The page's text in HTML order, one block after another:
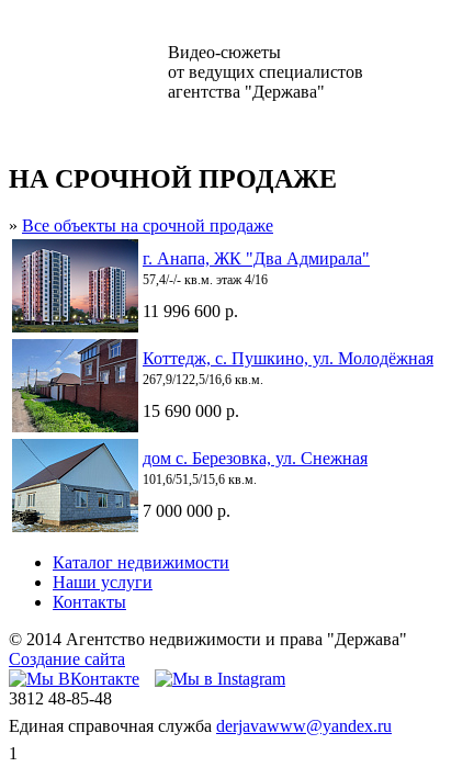
Видео-сюжеты
от ведущих специалистов
агентства "Держава"
НА СРОЧНОЙ ПРОДАЖЕ
» Все объекты на срочной продаже
г. Анапа, ЖК "Два Адмирала"
57,4/-/- кв.м. этаж 4/16
11 996 600 р.
Коттедж, с. Пушкино, ул. Молодёжная
267,9/122,5/16,6 кв.м.
15 690 000 р.
дом с. Березовка, ул. Снежная
101,6/51,5/15,6 кв.м.
7 000 000 р.
Каталог недвижимости
Наши услуги
Контакты
© 2014 Агентство недвижимости и права "Держава"
Создание сайта
3812 48-85-48
Единая справочная служба derjavawww@yandex.ru
1